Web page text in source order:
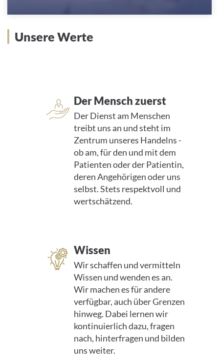
Unsere Werte
Der Mensch zuerst
Der Dienst am Menschen
treibt uns an und steht im
Zentrum unseres Handelns -
ob am, für den und mit dem
Patienten oder der Patientin,
deren Angehörigen oder uns
selbst. Stets respektvoll und
wertschätzend.
Wissen
Wir schaffen und vermitteln
Wissen und wenden es an.
Wir machen es für andere
verfügbar, auch über Grenzen
hinweg. Dabei lernen wir
kontinu­ierlich dazu, fragen
nach, hinterfragen und bilden
uns weiter.